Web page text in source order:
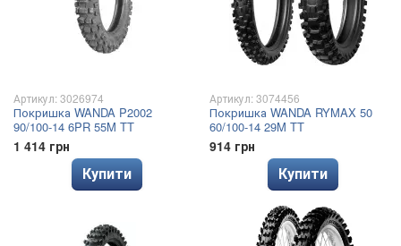
Артикул: 3026974
Покришка WANDA P2002
90/100-14 6PR 55M TT
1 414 грн
Купити
Артикул: 3074456
Покришка WANDA RYMAX 50
60/100-14 29M TT
914 грн
Купити